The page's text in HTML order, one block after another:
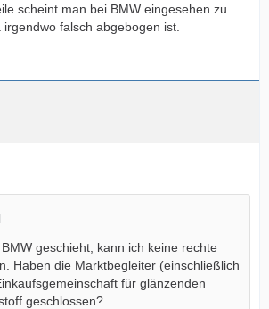
scheint man bei BMW eingesehen zu
falsch abgebogen ist.
geschieht, kann ich keine rechte
Haben die Marktbegleiter (einschließlich
für glänzenden
geschlossen?